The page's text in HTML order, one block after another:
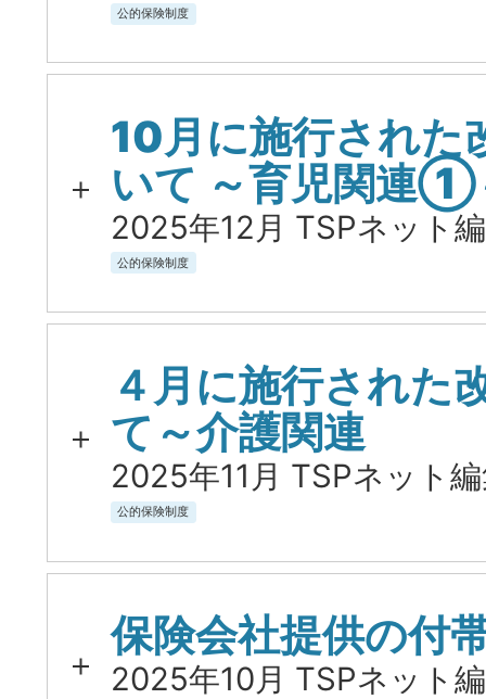
公的保険制度
10月に施行された
いて ～育児関連①
2025年12月 TSPネット
公的保険制度
４月に施行された
て～介護関連
2025年11月 TSPネット
公的保険制度
保険会社提供の付
2025年10月 TSPネット